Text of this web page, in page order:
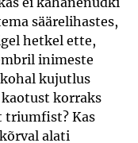
säärelihastes,
hetkel ette,
inimeste
kujutlus
korraks
triumfist? Kas
alati